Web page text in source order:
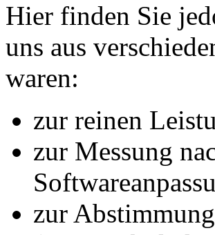
Hier finden Sie
uns aus
waren:
zur reinen
zur Messung
zur